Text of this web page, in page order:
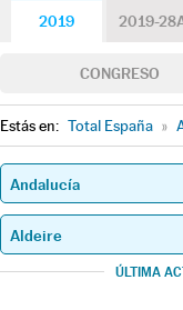
2019 2019-
CONGRESO
Estás en: Total España »
ÚLTIMA